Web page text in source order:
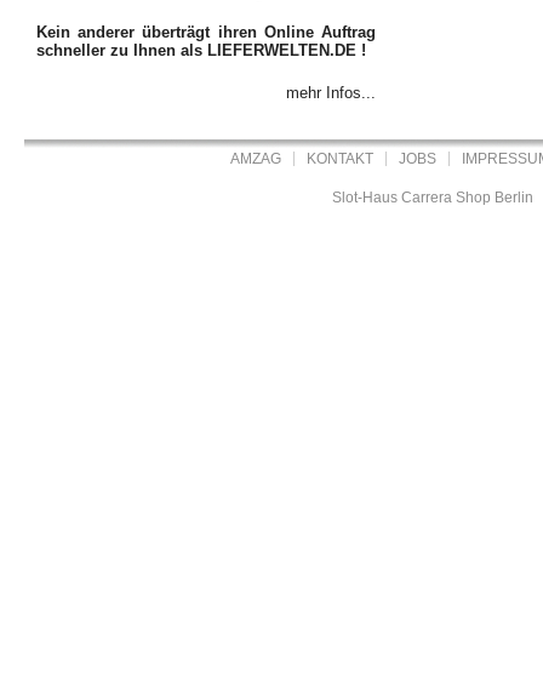
Kein anderer überträgt ihren Online Auftrag
schneller zu Ihnen als LIEFERWELTEN.DE !
mehr Infos...
AMZAG KONTAKT JOBS
Slot-Haus Carrera Shop Berlin